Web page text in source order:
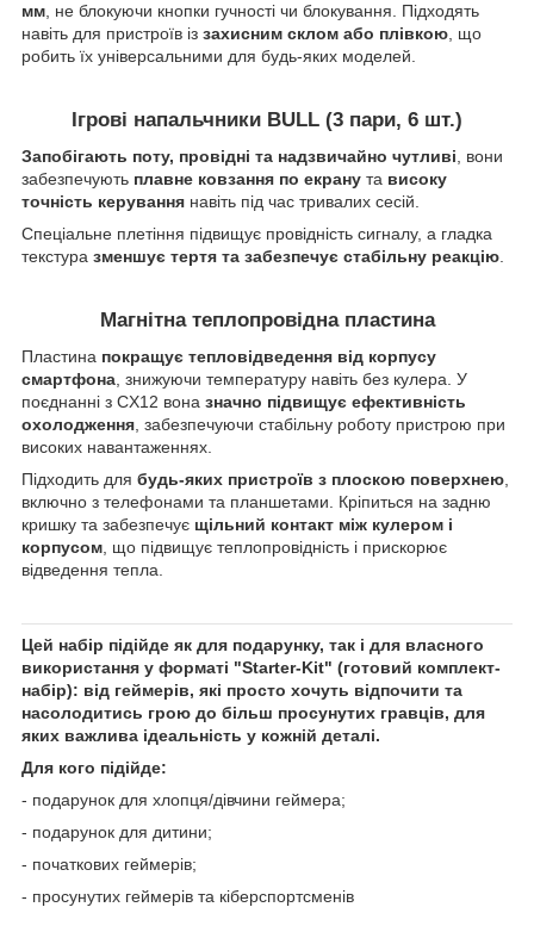
мм, не блокуючи кнопки гучності чи блокування. Підходять
навіть для пристроїв із захисним склом або плівкою, що
робить їх універсальними для будь-яких моделей.
Ігрові напальчники BULL (3 пари, 6 шт.)
Запобігають поту, провідні та надзвичайно чутливі , вони
забезпечують плавне ковзання по екрану та високу
точність керування навіть під час тривалих сесій.
Спеціальне плетіння підвищує провідність сигналу, а гладка
текстура зменшує тертя та забезпечує стабільну реакцію
Магнітна теплопровідна пластина
Пластина покращує тепловідведення від корпусу
смартфона , знижуючи температуру навіть без кулера. У
поєднанні з CX12 вона значно підвищує ефективність
охолодження , забезпечуючи стабільну роботу пристрою при
високих навантаженнях.
Підходить для будь-яких пристроїв з плоскою поверхнею
включно з телефонами та планшетами. Кріпиться на задню
кришку та забезпечує щільний контакт між кулером і
корпусом , що підвищує теплопровідність і прискорює
відведення тепла.
Цей набір підійде як для подарунку, так і для власного
використання у форматі "Starter-Kit" (готовий комплект-
набір): від геймерів, які просто хочуть відпочити та
насолодитись грою до більш просунутих гравців, для
яких важлива ідеальність у кожній деталі.
Для кого підійде:
- подарунок для хлопця/дівчини геймера;
- подарунок для дитини;
- початкових геймерів;
- просунутих геймерів та кіберспортсменів